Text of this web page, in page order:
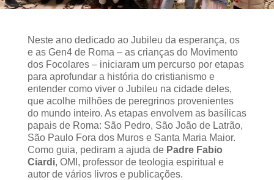
Neste ano dedicado ao Jubileu da esperança, os
e as Gen4 de Roma – as crianças do Movimento
dos Focolares – iniciaram um percurso por etapas
para aprofundar a história do cristianismo e
entender como viver o Jubileu na cidade deles,
que acolhe milhões de peregrinos provenientes
do mundo inteiro. As etapas envolvem as basílicas
papais de Roma: São Pedro, São João de Latrão,
São Paulo Fora dos Muros e Santa Maria Maior.
Como guia, pediram a ajuda de Padre Fabio
Ciardi, OMI, professor de teologia espiritual e
autor de vários livros e publicações.